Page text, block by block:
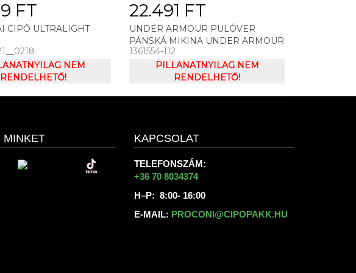
FT
CIPŐ ULTRALIGHT
NEM
RENDELHETŐ!
22.491 FT
UNDER ARMOUR PULÓVER
PÁNSKÁ MIKINA UNDER ARMOUR
RIVAL TERRY HOODIE
1361554-112
PILLANATNYILAG NEM
RENDELHETŐ!
MINKET KAPCSOLAT
TELEFONSZÁM:
+36 70 8034374
H–P: 8:00- 16:00
E-MAIL: PROCONI@CIPOPAKK.HU